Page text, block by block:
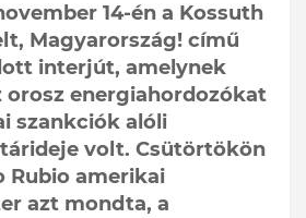
14-én a Kossuth
Magyarország! című
interjút, amelynek
orosz energiahordozókat
szankciók alóli
volt. Csütörtökön
Rubio amerikai
azt mondta, a